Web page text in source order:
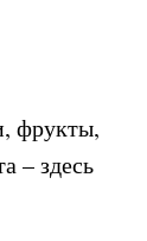
фрукты,
– здесь